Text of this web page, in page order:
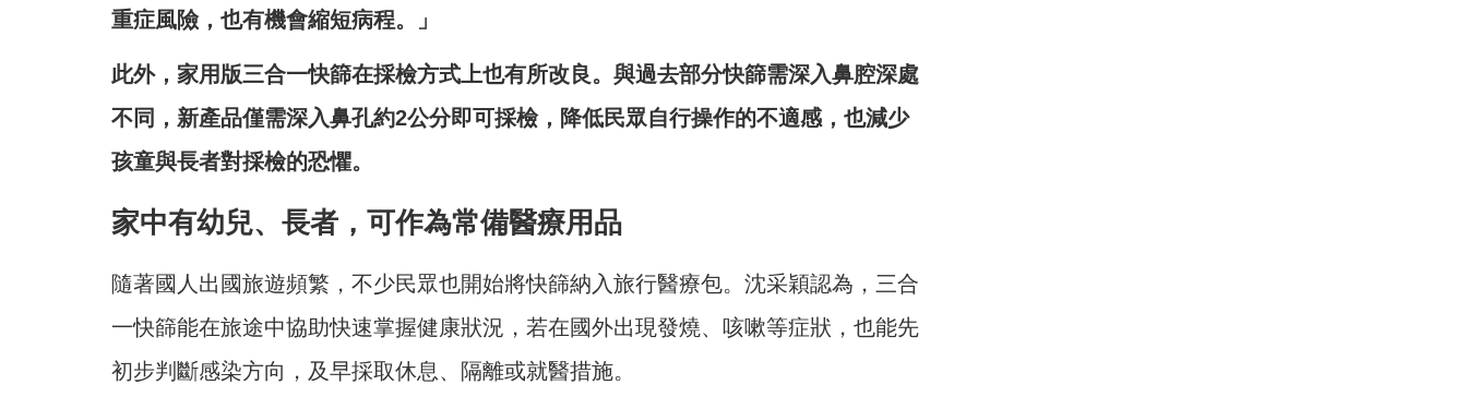
重症風險，也有機會縮短病程。」
此外，家用版三合一快篩在採檢方式上也有所改良。與過去部分快篩需深入鼻腔深處
不同，新產品僅需深入鼻孔約2公分即可採檢，降低民眾自行操作的不適感，也減少
孩童與長者對採檢的恐懼。
家中有幼兒、長者，可作為常備醫療用品
隨著國人出國旅遊頻繁，不少民眾也開始將快篩納入旅行醫療包。沈采穎認為，三合
一快篩能在旅途中協助快速掌握健康狀況，若在國外出現發燒、咳嗽等症狀，也能先
初步判斷感染方向，及早採取休息、隔離或就醫措施。